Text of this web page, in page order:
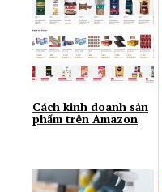
Cách kinh doanh sản
phẩm trên Amazon